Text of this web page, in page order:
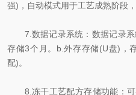
强)，自动模式用于工艺成熟阶段
7.数据记录系统：数据记录系
存储3个月。b.外存存储(U盘)，
配)。
8.冻干工艺配方存储功能：可